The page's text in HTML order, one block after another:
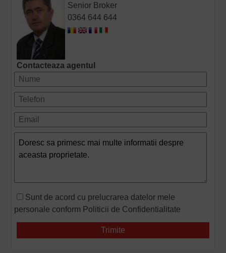
Senior Broker
0364 644 644
Contacteaza agentul
Sunt de acord cu prelucrarea datelor mele
personale conform Politicii de Confidentialitate